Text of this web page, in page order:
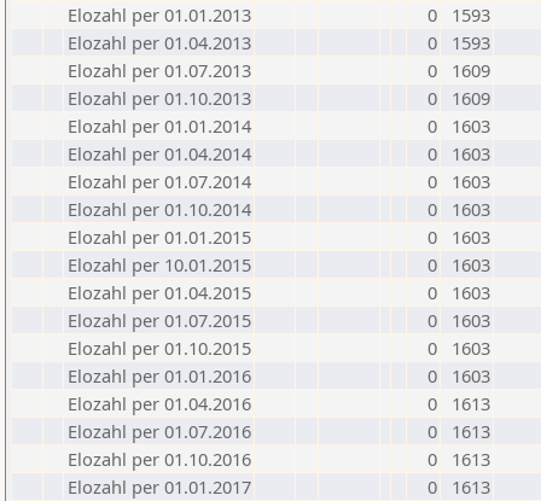
Elozahl per 01.01.2013
0
1593
Elozahl per 01.04.2013
0
1593
Elozahl per 01.07.2013
0
1609
Elozahl per 01.10.2013
0
1609
Elozahl per 01.01.2014
0
1603
Elozahl per 01.04.2014
0
1603
Elozahl per 01.07.2014
0
1603
Elozahl per 01.10.2014
0
1603
Elozahl per 01.01.2015
0
1603
Elozahl per 10.01.2015
0
1603
Elozahl per 01.04.2015
0
1603
Elozahl per 01.07.2015
0
1603
Elozahl per 01.10.2015
0
1603
Elozahl per 01.01.2016
0
1603
Elozahl per 01.04.2016
0
1613
Elozahl per 01.07.2016
0
1613
Elozahl per 01.10.2016
0
1613
Elozahl per 01.01.2017
0
1613